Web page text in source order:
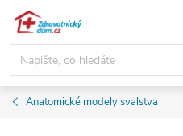
Přejít
obsah
Anatomické modely svalstva